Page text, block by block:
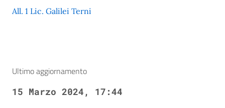
All. 1 Lic. Galilei Terni
Ultimo aggiornamento
15 Marzo 2024, 17:44